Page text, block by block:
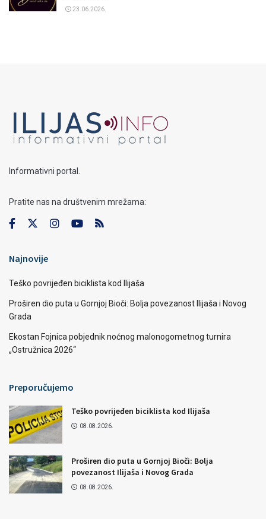
23.06.2026.
Informativni portal.
Pratite nas na društvenim mrežama:
Najnovije
Teško povrijeđen biciklista kod Ilijaša
Proširen dio puta u Gornjoj Bioči: Bolja povezanost Ilijaša i Novog
Grada
Ekostan Fojnica pobjednik noćnog malonogometnog turnira
„Ostružnica 2026“
Preporučujemo
Teško povrijeđen biciklista kod Ilijaša
08.08.2026.
Proširen dio puta u Gornjoj Bioči: Bolja
povezanost Ilijaša i Novog Grada
08.08.2026.